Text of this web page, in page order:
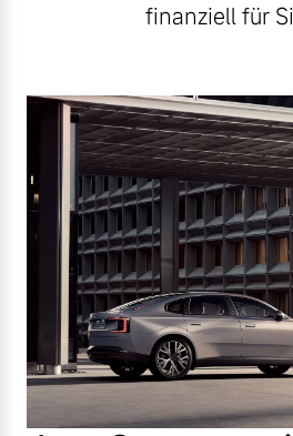
finanziell für